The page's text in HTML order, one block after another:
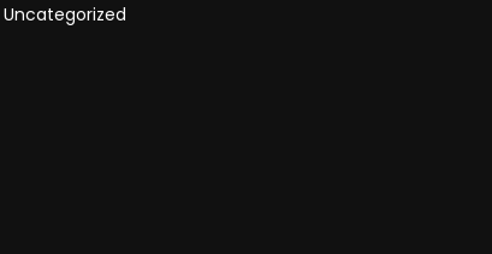
Uncategorized